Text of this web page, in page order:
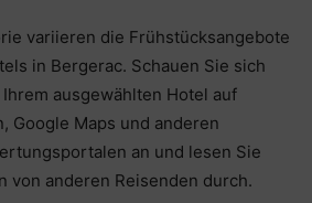
variieren die Frühstücksangebote
in Bergerac. Schauen Sie sich
ausgewählten Hotel auf
Google Maps und anderen
an und lesen Sie
von anderen Reisenden durch.